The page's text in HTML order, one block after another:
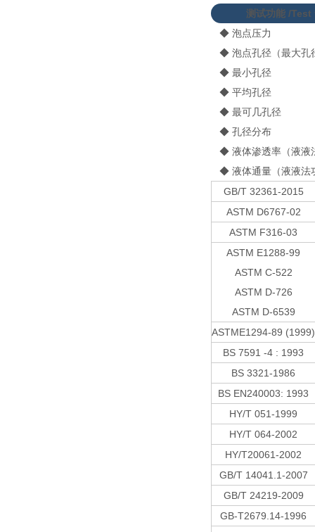
测试功能 /Test
◆ 泡点压力
◆ 泡点孔径（最大孔
◆ 最小孔径
◆ 平均孔径
◆ 最可几孔径
◆ 孔径分布
◆ 液体渗透率（液液
◆ 液体通量（液液法
GB/T 32361-2015
ASTM D6767-02
ASTM F316-03
ASTM E1288-99
ASTM C-522
ASTM D-726
ASTM D-6539
ASTME1294-89 (1999)
BS 7591 -4 : 1993
BS 3321-1986
BS EN240003: 1993
HY/T 051-1999
HY/T 064-2002
HY/T20061-2002
GB/T 14041.1-2007
GB/T 24219-2009
GB-T2679.14-1996